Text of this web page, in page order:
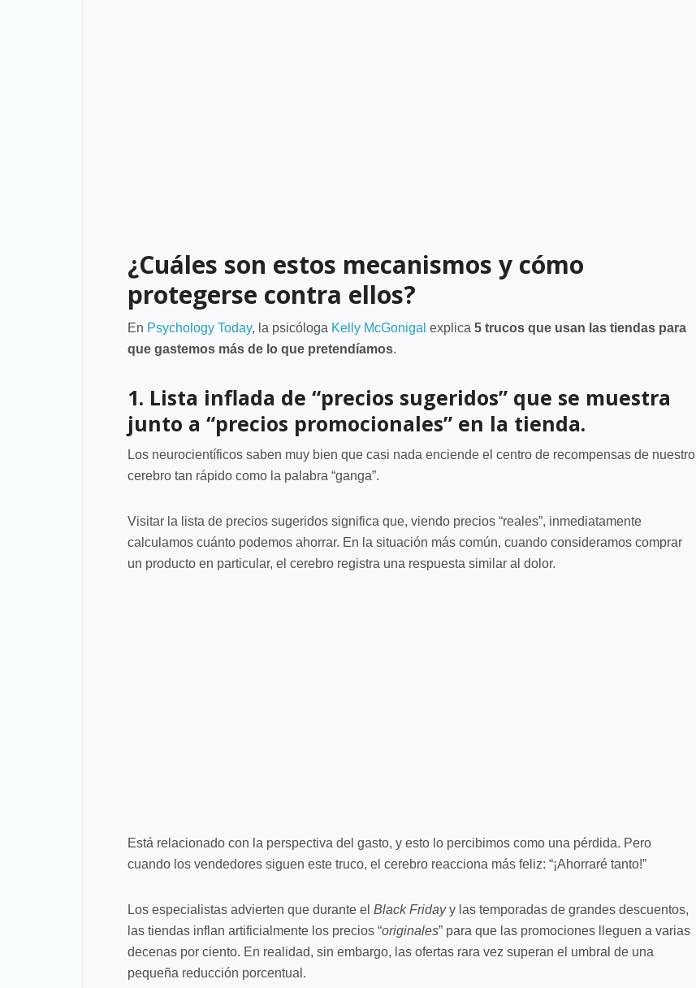
¿Cuáles son estos mecanismos y cómo
protegerse contra ellos?
En Psychology Today, la psicóloga Kelly McGonigal explica 5 trucos que usan las tiendas para
que gastemos más de lo que pretendíamos.
1. Lista inflada de “precios sugeridos” que se muestra
junto a “precios promocionales” en la tienda.
Los neurocientíficos saben muy bien que casi nada enciende el centro de recompensas de nuestro
cerebro tan rápido como la palabra “ganga”.
Visitar la lista de precios sugeridos significa que, viendo precios “reales”, inmediatamente
calculamos cuánto podemos ahorrar. En la situación más común, cuando consideramos comprar
un producto en particular, el cerebro registra una respuesta similar al dolor.
Está relacionado con la perspectiva del gasto, y esto lo percibimos como una pérdida. Pero
cuando los vendedores siguen este truco, el cerebro reacciona más feliz: “¡Ahorraré tanto!”
Los especialistas advierten que durante el Black Fridayy las temporadas de grandes descuentos,
las tiendas inflan artificialmente los precios “originales” para que las promociones lleguen a varias
decenas por ciento. En realidad, sin embargo, las ofertas rara vez superan el umbral de una
pequeña reducción porcentual.